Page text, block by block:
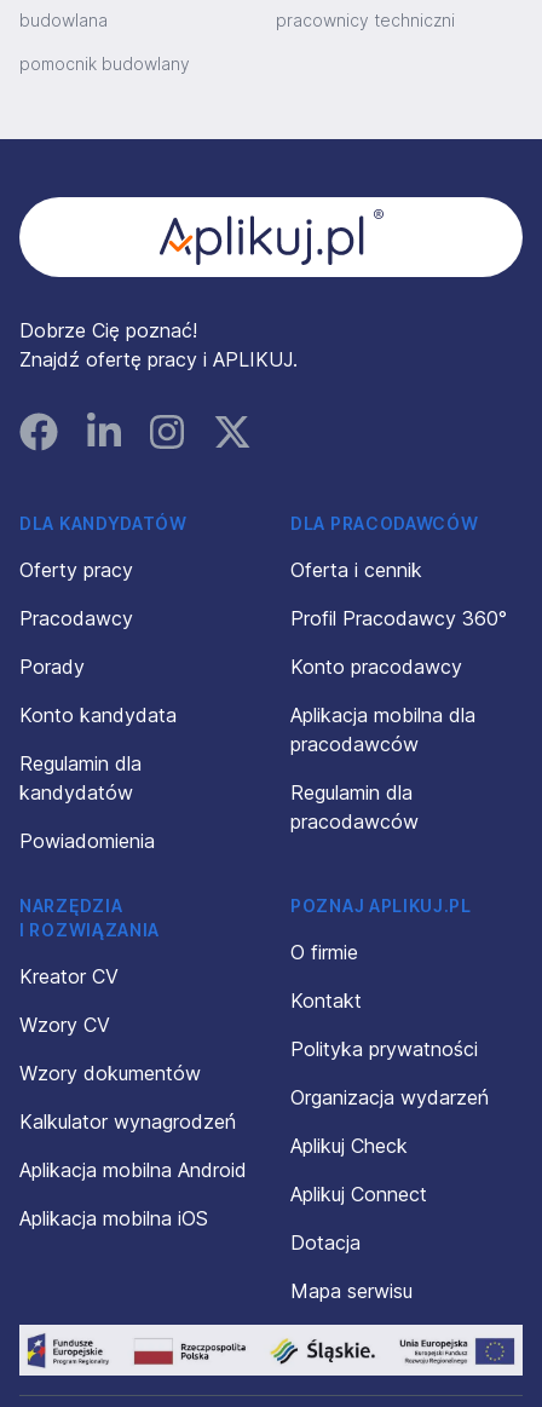
budowlana pracownicy techniczni
pomocnik budowlany
Dobrze Cię poznać!
Znajdź ofertę pracy i APLIKUJ.
FacebookLinked InInstagramInstagram
DLA KANDYDATÓW
Oferty pracy
Pracodawcy
Porady
Konto kandydata
Regulamin dla
kandydatów
Powiadomienia
DLA PRACODAWCÓW
Oferta i cennik
Profil Pracodawcy 360°
Konto pracodawcy
Aplikacja mobilna dla
pracodawców
Regulamin dla
pracodawców
NARZĘDZIA
I ROZWIĄZANIA
Kreator CV
Wzory CV
Wzory dokumentów
Kalkulator wynagrodzeń
Aplikacja mobilna Android
Aplikacja mobilna iOS
POZNAJ APLIKUJ.PL
O firmie
Kontakt
Polityka prywatności
Organizacja wydarzeń
Aplikuj Check
Aplikuj Connect
Dotacja
Mapa serwisu